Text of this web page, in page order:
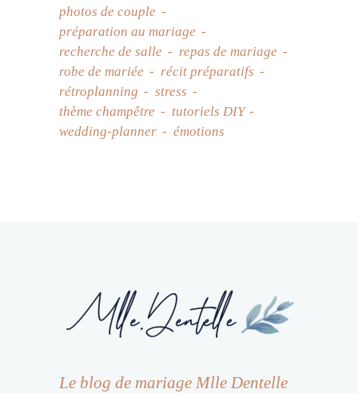
photos de couple
préparation au mariage
recherche de salle
repas de mariage
robe de mariée
récit préparatifs
rétroplanning
stress
thème champêtre
tutoriels DIY
wedding-planner
émotions
Le blog de mariage Mlle Dentelle